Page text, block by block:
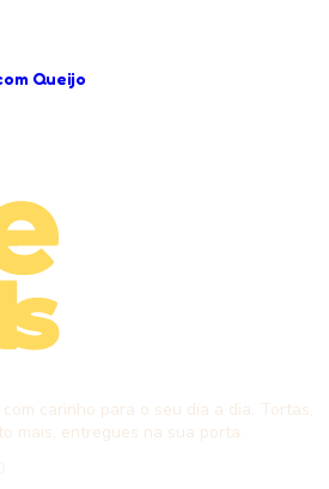
Queijo
carinho para o seu dia a dia. Tortas,
mais, entregues na sua porta.